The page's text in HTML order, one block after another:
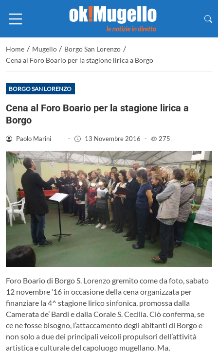
Home / Mugello / Borgo San Lorenzo /
Cena al Foro Boario per la stagione lirica a Borgo
BORGO SAN LORENZO
Cena al Foro Boario per la stagione lirica a
Borgo
Paolo Marini - 13 Novembre 2016 - 275
Foro Boario di Borgo S. Lorenzo gremito come da foto, sabato
12 novembre ’16 in occasione della cena organizzata per
finanziare la 4^ stagione lirico sinfonica, promossa dalla
Camerata de’ Bardi e dalla Corale S. Cecilia. Ciò conferma, se
ce ne fosse bisogno, l’attaccamento degli abitanti di Borgo e
non solo a due dei principali veicoli propulsori dell’attività
artistica e culturale del capoluogo mugellano. Ma,